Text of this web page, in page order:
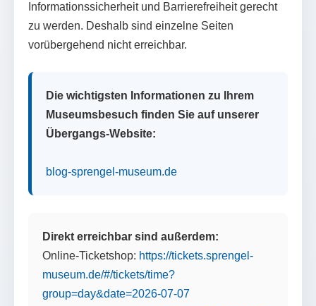
Informationssicherheit und Barrierefreiheit gerecht
zu werden. Deshalb sind einzelne Seiten
vorübergehend nicht erreichbar.
Die wichtigsten Informationen zu Ihrem
Museumsbesuch finden Sie auf unserer
Übergangs-Website:
blog-sprengel-museum.de
Direkt erreichbar sind außerdem:
Online-Ticketshop: https://tickets.sprengel-
museum.de/#/tickets/time?
group=day&date=2026-07-07